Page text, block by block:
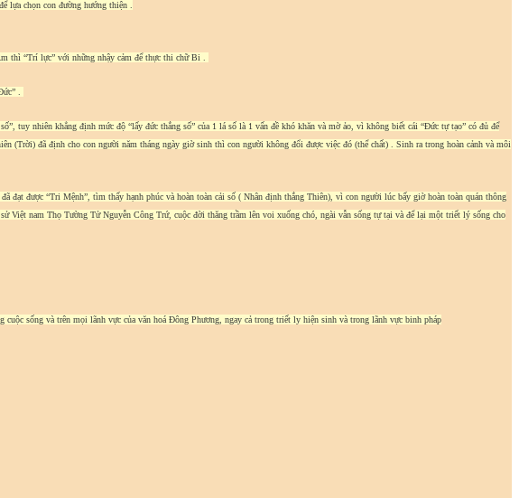
lựa chọn con đường hướng thiện .
thì “Trí lực” với những nhậy cảm để thực thi chữ Bi .
.
tuy nhiên khẳng định mức độ “lấy đức thắng số” của 1 lá số là 1 vấn đề khó khăn và mờ ảo, vì không biết cái “Đức tự tạo” có đủ để
(Trời) đã định cho con người năm tháng ngày giờ sinh thì con người không đổi được việc đó (thể chất) . Sinh ra trong hoàn cảnh và môi
được “Tri Mệnh”, tìm thấy hạnh phúc và hoàn toàn cải số ( Nhân định thắng Thiên), vì con người lúc bấy giờ hoàn toàn quán thông
Việt nam Thọ Tường Tử Nguyễn Công Trứ, cuộc đời thăng trầm lên voi xuống chó, ngài vẫn sống tự tại và để lại một triết lý sống cho
sống và trên mọi lãnh vực của văn hoá Đông Phương, ngay cả trong triết ly hiện sinh và trong lãnh vực binh pháp